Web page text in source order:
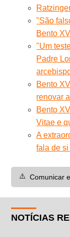
"São
Bento
"Um
Padre
Bento
renovar
Bento
Vitae e
A
fala de
⚠️ Comunicar
NOTÍCIAS